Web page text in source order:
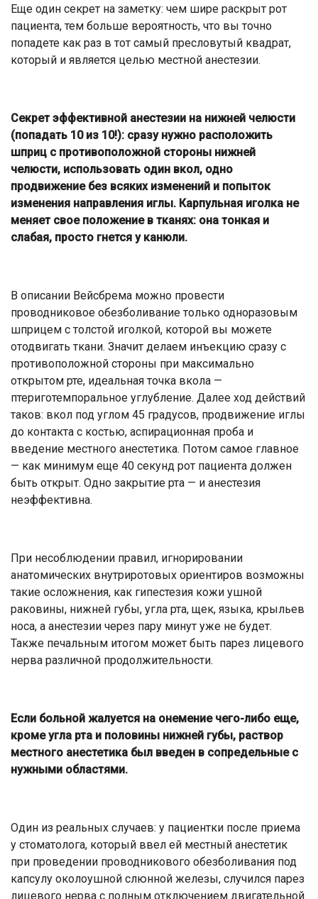
Еще один секрет на заметку: чем шире раскрыт рот
пациента, тем больше вероятность, что вы точно
попадете как раз в тот самый пресловутый квадрат,
который и является целью местной анестезии.
Секрет эффективной анестезии на нижней челюсти
(попадать 10 из 10!): сразу нужно расположить
шприц с противоположной стороны нижней
челюсти, использовать один вкол, одно
продвижение без всяких изменений и попыток
изменения направления иглы. Карпульная иголка не
меняет свое положение в тканях: она тонкая и
слабая, просто гнется у канюли.
В описании Вейсбрема можно провести
проводниковое обезболивание только одноразовым
шприцем с толстой иголкой, которой вы можете
отодвигать ткани. Значит делаем инъекцию сразу с
противоположной стороны при максимально
открытом рте, идеальная точка вкола —
птериготемпоральное углубление. Далее ход действий
таков: вкол под углом 45 градусов, продвижение иглы
до контакта с костью, аспирационная проба и
введение местного анестетика. Потом самое главное
— как минимум еще 40 секунд рот пациента должен
быть открыт. Одно закрытие рта — и анестезия
неэффективна.
При несоблюдении правил, игнорировании
анатомических внутриротовых ориентиров возможны
такие осложнения, как гипестезия кожи ушной
раковины, нижней губы, угла рта, щек, языка, крыльев
носа, а анестезии через пару минут уже не будет.
Также печальным итогом может быть парез лицевого
нерва различной продолжительности.
Если больной жалуется на онемение чего-либо еще,
кроме угла рта и половины нижней губы, раствор
местного анестетика был введен в сопредельные с
нужными областями.
Один из реальных случаев: у пациентки после приема
у стоматолога, который ввел ей местный анестетик
при проведении проводникового обезболивания под
капсулу околоушной слюнной железы, случился парез
лицевого нерва с полным отключением двигательной